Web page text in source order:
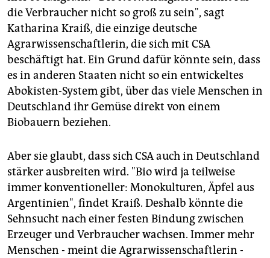
die Verbraucher nicht so groß zu sein", sagt
Katharina Kraiß, die einzige deutsche
Agrarwissenschaftlerin, die sich mit CSA
beschäftigt hat. Ein Grund dafür könnte sein, dass
es in anderen Staaten nicht so ein entwickeltes
Abokisten-System gibt, über das viele Menschen in
Deutschland ihr Gemüse direkt von einem
Biobauern beziehen.
Aber sie glaubt, dass sich CSA auch in Deutschland
stärker ausbreiten wird. "Bio wird ja teilweise
immer konventioneller: Monokulturen, Äpfel aus
Argentinien", findet Kraiß. Deshalb könnte die
Sehnsucht nach einer festen Bindung zwischen
Erzeuger und Verbraucher wachsen. Immer mehr
Menschen - meint die Agrarwissenschaftlerin -